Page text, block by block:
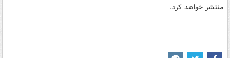
منتشر خواهد کرد.